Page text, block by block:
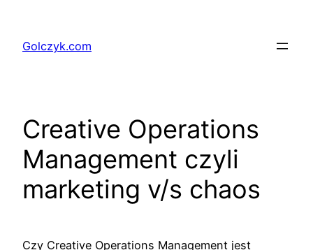
treściGolczyk.com
Creative Operations
Management czyli
marketing v/s chaos
Czy Creative Operations Management jest